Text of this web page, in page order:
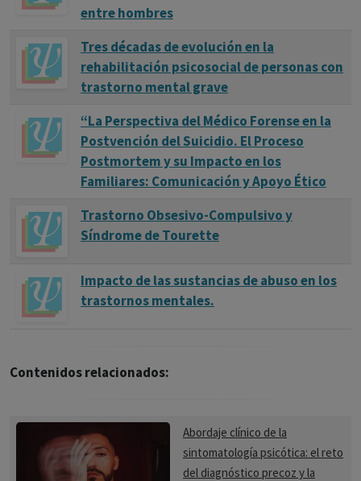
entre hombres
Tres décadas de evolución en la
rehabilitación psicosocial de personas con
trastorno mental grave
“La Perspectiva del Médico Forense en la
Postvención del Suicidio. El Proceso
Postmortem y su Impacto en los
Familiares: Comunicación y Apoyo Ético
Trastorno Obsesivo-Compulsivo y
Síndrome de Tourette
Impacto de las sustancias de abuso en los
trastornos mentales.
Contenidos relacionados:
Abordaje clínico de la
sintomatología psicótica: el reto
del diagnóstico precoz y la